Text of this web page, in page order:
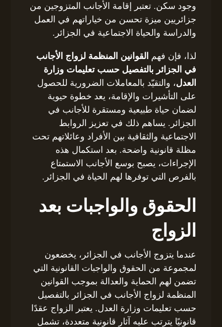
وجود سكن. تعتبر إقامة الأجانب المتزوجين من
جزائريين ميزة تحسن من خياراتهم في العمل
والدراسة والحياة الاجتماعية في الجزائر.
لذا، فإن فهم القوانين المنظمة لزواج الأجانب
في الجزائر بالتفصيل حسب تعليمات وزارة
العدل، والتقيّد بالمعاملات الضرورية للحصول
على التأشيرات والإقامة، يعد خطوة حيوية
لضمان حياة طبيعية ومستقرة للأجانب في
الجزائر. يساهم ذلك في تعزيز الروابط
الاجتماعية والثقافية بين الأفراد وعائلاتهم تحت
مظلة قانونية واضحة. بعد استكمال هذه
الإجراءات، يصبح بوسع الأجانب الاستمتاع
بالفرص التي توفرها لهم الحياة في الجزائر.
الحقوق والواجبات بعد
الزواج
عندما يتزوج الأجانب في الجزائر، يخضعون
لمجموعة من الحقوق والواجبات القانونية التي
تضمن لهم الحماية والعدالة بموجب القوانين
المنظمة لزواج الأجانب في الجزائر بالتفصيل
حسب تعليمات وزارة العدل. يعتبر الزواج عقدًا
قانونيًا يترتب عليه آثار قانونية متعددة، تشمل